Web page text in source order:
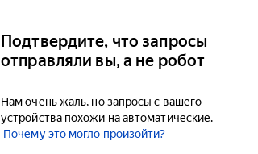
Подтвердите, что запросы
отправляли вы, а не робот
Нам очень жаль, но запросы с вашего
устройства похожи на автоматические.
Почему это могло произойти?